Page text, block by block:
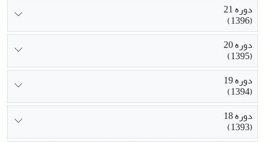
دوره 21
(1396)
دوره 20
(1395)
دوره 19
(1394)
دوره 18
(1393)